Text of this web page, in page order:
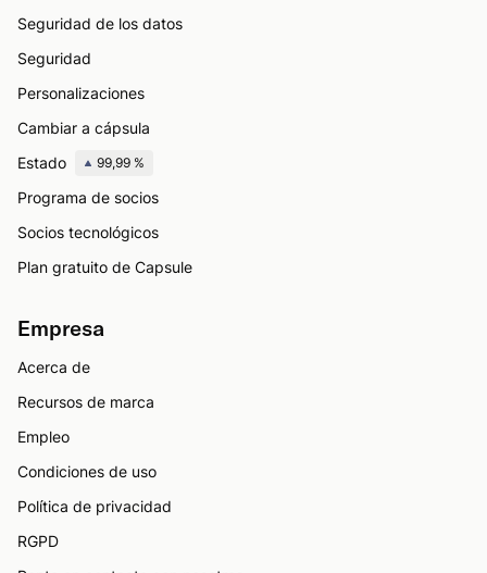
Seguridad de los datos
Seguridad
Personalizaciones
Cambiar a cápsula
Estado
99,99 %
Programa de socios
Socios tecnológicos
Plan gratuito de Capsule
Empresa
Acerca de
Recursos de marca
Empleo
Condiciones de uso
Política de privacidad
RGPD